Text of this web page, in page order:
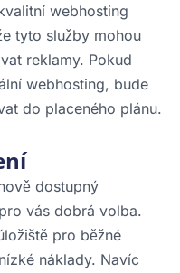
webhosting
tyto služby mohou
reklamy. Pokud
webhosting, bude
do placeného plánu.
dostupný
vás dobrá volba.
pro běžné
náklady. Navíc